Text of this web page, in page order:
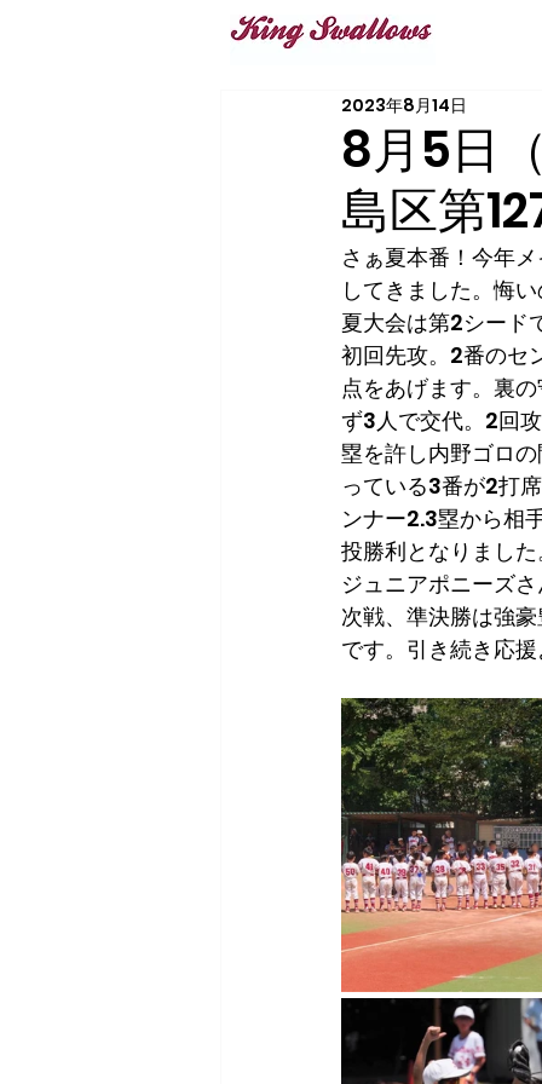
8月5日
島区第
2023年8月14日
さぁ夏本番！今年
してきました。悔
夏大会は第2シード
初回先攻。2番のセ
点をあげます。裏
ず3人で交代。2回
塁を許し内野ゴロ
っている3番が2打
ンナー2.3塁から相
投勝利となりまし
ジュニアポニーズ
次戦、準決勝は強
です。引き続き応